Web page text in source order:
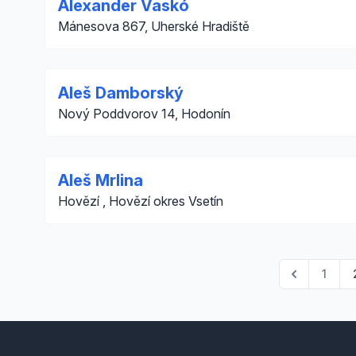
Alexander Vaskó
Mánesova 867, Uherské Hradiště
Aleš Damborský
Nový Poddvorov 14, Hodonín
Aleš Mrlina
Hovězí , Hovězí okres Vsetín
1